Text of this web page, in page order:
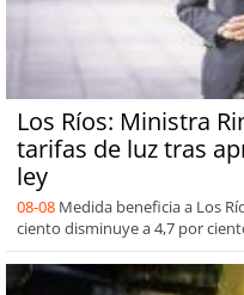
Los Ríos: Ministra
tarifas de luz tras
ley
08-08 Medida beneficia a Los
ciento disminuye a 4,7 por